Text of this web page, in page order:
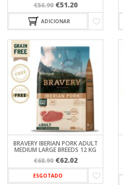
€56.90 O
preço
original
€56.90.
€51.20O
preço
atual
€51.20.
ADICIONAR
BRAVERY IBERIAN PORK ADULT
MEDIUM LARGE BREEDS 12 KG
€68.90 O
preço
original
€62.02O
preço
atual
ESGOTADO